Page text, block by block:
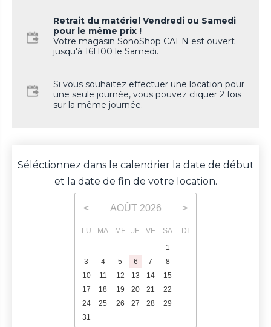
Retrait du matériel Vendredi ou Samedi
pour le même prix !
Votre magasin SonoShop CAEN est ouvert
jusqu'à 16H00 le Samedi.
Si vous souhaitez effectuer une location pour
une seule journée, vous pouvez cliquer 2 fois
sur la même journée.
Séléctionnez dans le calendrier la date de début
et la date de fin de votre location.
< AOÛT 2026 >
LU MA ME JE VE SA
DI
1
3
4 5 6 7 8
10
11 12 13 14 15
17
18 19 20 21 22
24
25 26 27 28 29
31